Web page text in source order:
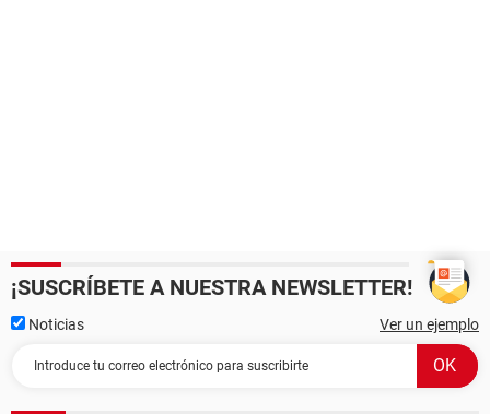
¡SUSCRÍBETE A NUESTRA NEWSLETTER!
Noticias Ver un ejemplo